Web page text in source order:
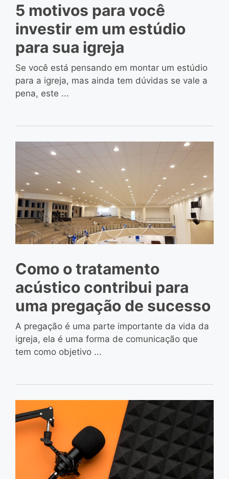
5 motivos para você
investir em um estúdio
para sua igreja
Se você está pensando em montar um estúdio
para a igreja, mas ainda tem dúvidas se vale a
pena, este ...
Como o tratamento
acústico contribui para
uma pregação de sucesso
A pregação é uma parte importante da vida da
igreja, ela é uma forma de comunicação que
tem como objetivo ...